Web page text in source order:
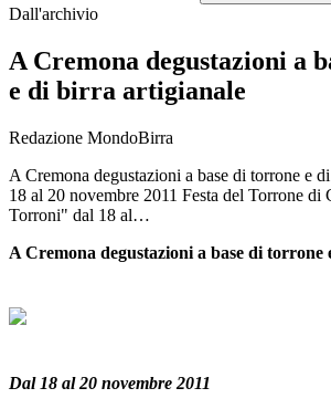
Dall'archivio
A Cremona degustazioni a
e di birra artigianale
Redazione MondoBirra
A Cremona degustazioni a base di torrone e
18 al 20 novembre 2011 Festa del Torrone
Torroni" dal 18 al…
A Cremona degustazioni a base di
Dal 18 al 20 novembre 2011